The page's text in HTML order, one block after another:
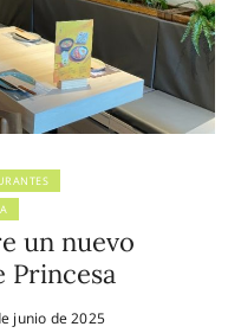
un nuevo
Princesa
junio de 2025